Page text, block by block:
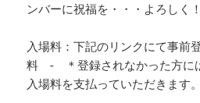
ンバーに祝福を・・・よろしく！
入場料：下記のリンクにて事前
料 - ＊登録されなかった方に
入場料を支払っていただきます。